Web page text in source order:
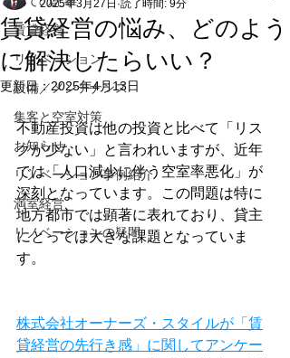
賃貸経営
リノベーション
設備／メンテナンス
集客と空室対策
お知らせ
リノベーション事例紹介
満室経営
リノベーションの疑問
賃貸経営の悩み、どのよう
に解決したらいい？
2025年3月27日 読了時間: 9分
更新日：2025年4月13日
不動産投資は他の投資と比べて「リス
クが少ない」と言われいますが、近年
では「人口減少に伴う空室率悪化」が
深刻となっています。この問題は特に
地方都市では顕著に表れており、貸主
にとっては大きな課題となっていま
す。
株式会社オーナーズ・スタイルが「賃
貸経営の先行き感」に関してアンケー